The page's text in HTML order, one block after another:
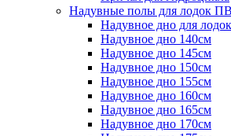
Надувные полы для лодок
Надувное дно для
Надувное дно 140см
Надувное дно 145см
Надувное дно 150см
Надувное дно 155см
Надувное дно 160см
Надувное дно 165см
Надувное дно 170см